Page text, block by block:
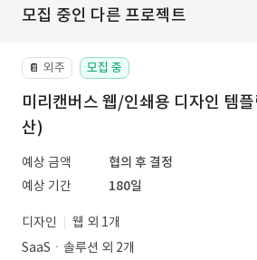
모집 중인 다른 프로젝트
📔 외주 모집 중
미리캔버스 웹/인쇄용 디자인 템
산)
예상 금액
협의 후 결정
예상 기간
180일
디자인
웹 외 1개
SaaSㆍ솔루션 외 2개